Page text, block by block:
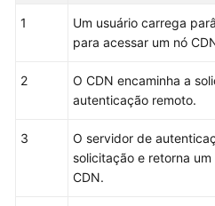
de
acesso
Visão
geral
Configuração
de
validação
1
Um usuário carrega
para acessar um nó
2
O CDN encaminha a
autenticação remoto.
3
O servidor de
solicitação e retorna
CDN.